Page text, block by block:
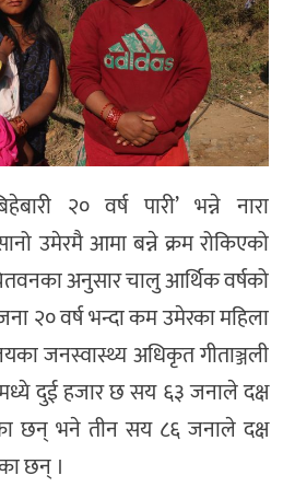
२० वर्ष पारी’ भन्ने नारा
उमेरमै आमा बन्ने क्रम रोकिएको
अनुसार चालु आर्थिक वर्षको
२० वर्ष भन्दा कम उमेरका महिला
जनस्वास्थ्य अधिकृत गीताञ्जली
दुई हजार छ सय ६३ जनाले दक्ष
छन् भने तीन सय ८६ जनाले दक्ष
छन् ।